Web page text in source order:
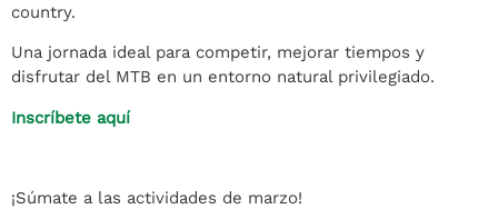
country.
Una jornada ideal para competir, mejorar tiempos y
disfrutar del MTB en un entorno natural privilegiado.
Inscríbete aquí
¡Súmate a las actividades de marzo!